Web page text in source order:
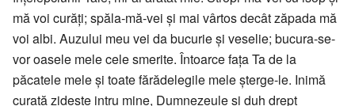
mă voi curăți; spăla-mă-vei și mai vârtos decât zăpada mă
voi albi. Auzului meu vei da bucurie și veselie; bucura-se-
vor oasele mele cele smerite. Întoarce fața Ta de la
păcatele mele și toate fărădelegile mele șterge-le. Inimă
curată zidește intru mine, Dumnezeule și duh drept